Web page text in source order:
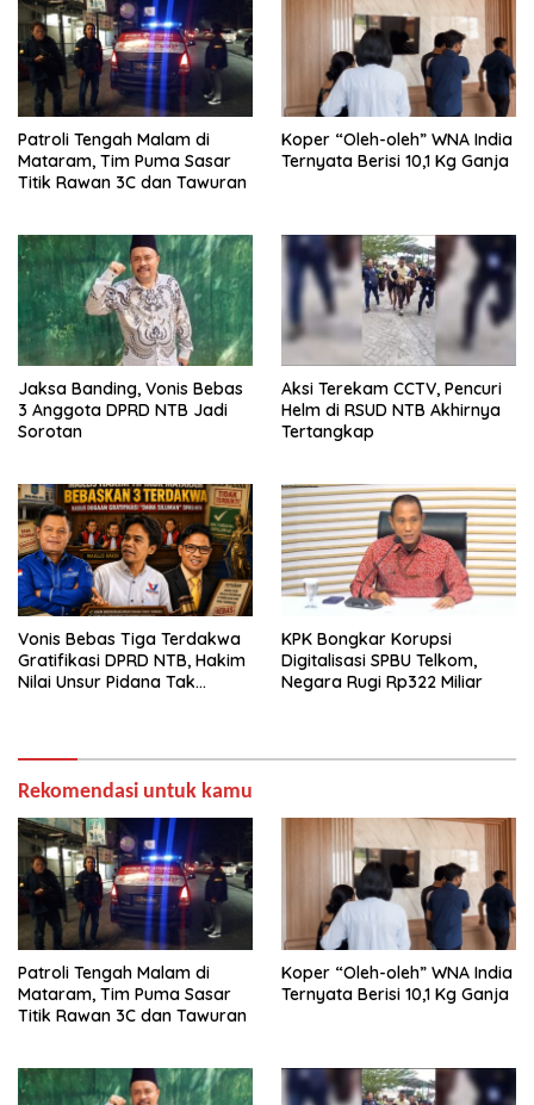
Patroli Tengah Malam di
Mataram, Tim Puma Sasar
Titik Rawan 3C dan Tawuran
Koper “Oleh-oleh” WNA India
Ternyata Berisi 10,1 Kg Ganja
Jaksa Banding, Vonis Bebas
3 Anggota DPRD NTB Jadi
Sorotan
Aksi Terekam CCTV, Pencuri
Helm di RSUD NTB Akhirnya
Tertangkap
Vonis Bebas Tiga Terdakwa
Gratifikasi DPRD NTB, Hakim
Nilai Unsur Pidana Tak
KPK Bongkar Korupsi
Digitalisasi SPBU Telkom,
Negara Rugi Rp322 Miliar
Rekomendasi untuk kamu
Patroli Tengah Malam di
Mataram, Tim Puma Sasar
Titik Rawan 3C dan Tawuran
Koper “Oleh-oleh” WNA India
Ternyata Berisi 10,1 Kg Ganja